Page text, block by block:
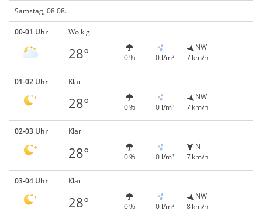
Samstag, 08.08.
00-01 Uhr Wolkig
28° 0 % 0 l/m²
NW
7 km/h
01-02 Uhr Klar
28° 0 % 0 l/m²
NW
7 km/h
02-03 Uhr Klar
28° 0 % 0 l/m²
N
7 km/h
03-04 Uhr Klar
28° 0 % 0 l/m²
NW
8 km/h